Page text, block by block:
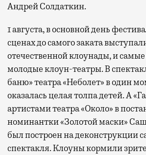
Андрей Солдаткин.
1 августа, в основной день
сценах до самого заката
отечественной клоунады, и
молодые клоун-театры. В
баню» театра «Неболет» в один
оказалась целая толпа детей. А
артистами театра «Около» в
номинантки «Золотой маски»
был построен на деконструкции
спектакля. Клоуны кормили